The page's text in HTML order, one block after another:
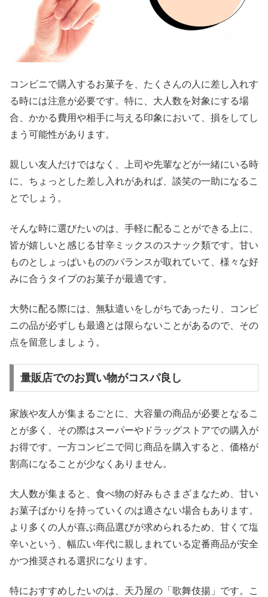
コンビニで購入するお菓子を、たくさんの人に差し入れす
る時には注意が必要です。特に、大人数を対象にする場
合、かかる費用や相手に与える印象において、損をしてし
まう可能性があります。
親しい友人だけではなく、上司や先輩などが一緒にいる時
に、ちょっとした差し入れがあれば、談笑の一助になるこ
とでしょう。
そんな時に選びたいのは、手軽に配ることができる上に、
皆が嬉しいと感じる甘辛ミックスのスナック類です。甘い
ものとしょっぱいもののバランスが取れていて、様々な好
みに合うタイプのお菓子が最適です。
大勢に配る際には、無駄遣いをしがちであったり、コンビ
ニの品が必ずしも最適とは限らないことがあるので、その
点を留意しましょう。
量販店でのお買い物がコスパ良し
家族や友人が集まるごとに、大容量の商品が必要となるこ
とが多く、その際はスーパーやドラッグストアでの購入が
お得です。一方コンビニで同じ商品を購入すると、価格が
割高になることが少なくありません。
大人数が集まると、食べ物の好みもさまざまなため、甘い
お菓子ばかりを持っていくのは適さない場合もあります。
より多くの人が喜ぶ商品選びが求められるため、甘くて塩
辛いという、幅広い年代に親しまれている定番商品が安全
かつ推奨される選択になります。
特におすすめしたいのは、天乃屋の「歌舞伎揚」です。こ